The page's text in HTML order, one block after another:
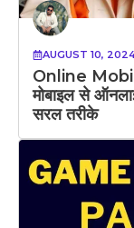
AUGUST 10,
Online
मोबाइल से
सरल तरीके